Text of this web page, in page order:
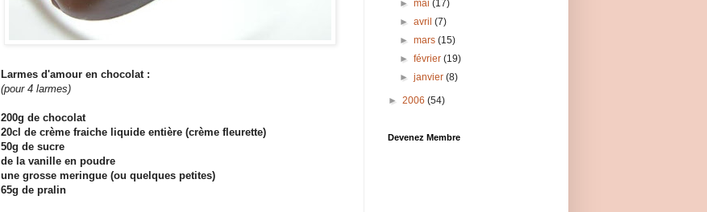
Larmes d'amour en chocolat :
(pour 4 larmes)
200g de chocolat
20cl de crème fraiche liquide entière (crème fleurette)
50g de sucre
de la vanille en poudre
une grosse meringue (ou quelques petites)
65g de pralin
►mai(17)
►avril(7)
►mars(15)
►février(19)
►janvier(8)
► 2006 (54)
Devenez Membre